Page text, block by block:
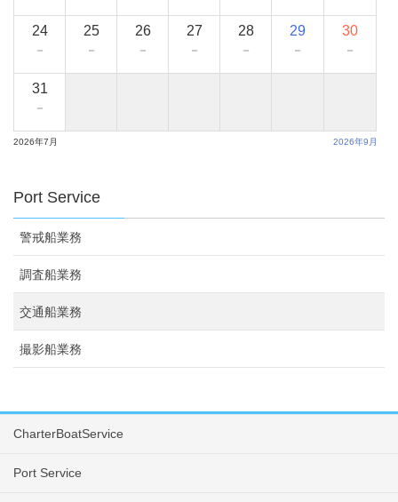
24
－
25
－
26
－
27
－
28
－
29
－
30
－
31
－
2026年7月 2026年9月
Port Service
警戒船業務
調査船業務
交通船業務
撮影船業務
CharterBoatService
Port Service